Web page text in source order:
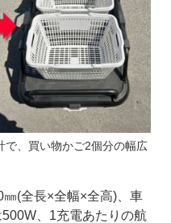
、買い物かご2個分の幅広
(全長×全幅×全高)、車
、1充電あたりの航